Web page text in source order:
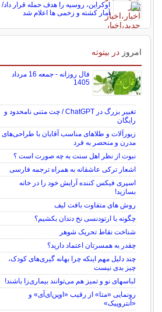
اوکراین، روسیه را هدف حمله قرار داد/
آمار کشته و زخمی ها اعلام شد
امروز در بیتوته
فال روزانه - جمعه 16 مرداد
1405
تغییر بزرگ در ChatGPT / چت متنی نامحدود و
رایگان
زیورآلات و طلاهای مناسب آقایان با طراحی‌های
مدرن و منحصر به فرد
نبوت از نظر اهل سنت به چه صورت است ؟
اشعار ترکی عاشقانه به همراه ترجمه فارسی
اسپری فیکس کننده آرایش خود را در خانه
بسازید!
روش های متفاوت بافت لیف
چگونه با ارتودنسی نخ دندان بکشیم؟
شناخت نقاط تحریک شوهر
چقدر به همسرتان اعتماد دارید؟
چند دلیل مهم اینکه چرا بهانه گیری‌های کودک،
چیز بدی نیست
لباس‎های نو و تمیز هم می‌توانند بیماری‌زا باشند!
رونمایی «متا» از رقیب «اوپن‌ای‌آی» و
«آنتروپیک»